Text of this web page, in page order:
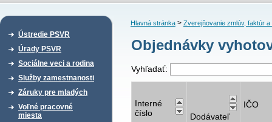
Ústredie PSVR
Úrady PSVR
Sociálne veci a rodina
Služby zamestnanosti
Záruky pre mladých
Voľné pracovné
miesta
Hlavná stránka> Zverejňovanie zmlúv, faktúr a
Objednávky
Vyhľadať:
Interné
číslo
Dodávateľ
IČO